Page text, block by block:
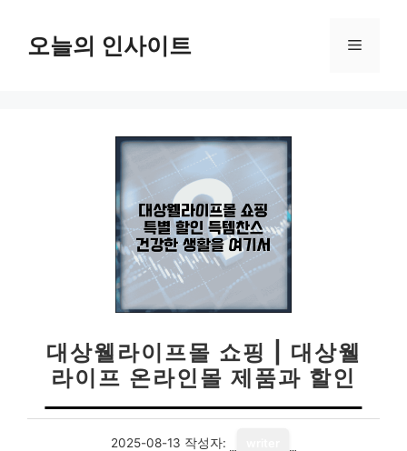
오늘의 인사이트 메
대상웰라이프몰 쇼핑 | 대상웰
라이프 온라인몰 제품과 할인
2025-08-13 작성자: